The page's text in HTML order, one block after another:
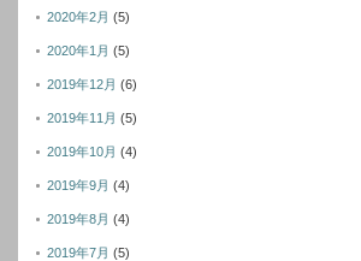
2020年2月 (5)
2020年1月 (5)
2019年12月 (6)
2019年11月 (5)
2019年10月 (4)
2019年9月 (4)
2019年8月 (4)
2019年7月 (5)